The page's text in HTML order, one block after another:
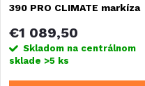
390 PRO CLIMATE markíza
€1 089,50
Skladom na centrálnom
sklade >5 ks